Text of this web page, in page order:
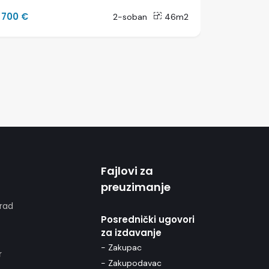
700 € 2-soban 46m2
Fajlovi za
preuzimanje
Posrednički ugovori
za izdavanje
- Zakupac
- Zakupodavac